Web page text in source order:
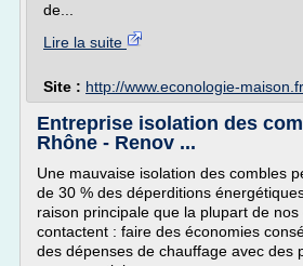
de...
Lire la suite
Site : http://www.econologie-maison.fr
Entreprise isolation des
Rhône - Renov ...
Une mauvaise isolation des combles
de 30 % des déperditions
raison principale que la plupart de nos
contactent : faire des économies
des dépenses de chauffage avec des